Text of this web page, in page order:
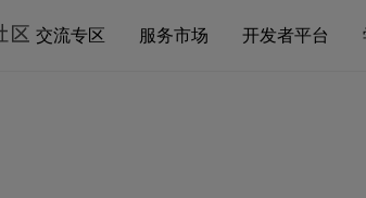
交流专区 服务市场 开发者平台